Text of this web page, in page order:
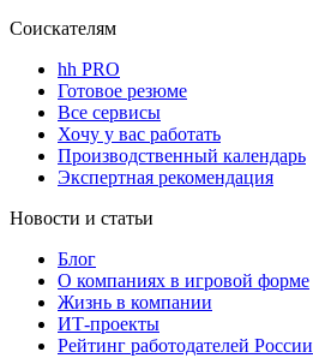
Соискателям
hh PRO
Готовое резюме
Все сервисы
Хочу у вас работать
Производственный календарь
Экспертная рекомендация
Новости и статьи
Блог
О компаниях в игровой форме
Жизнь в компании
ИТ-проекты
Рейтинг работодателей России